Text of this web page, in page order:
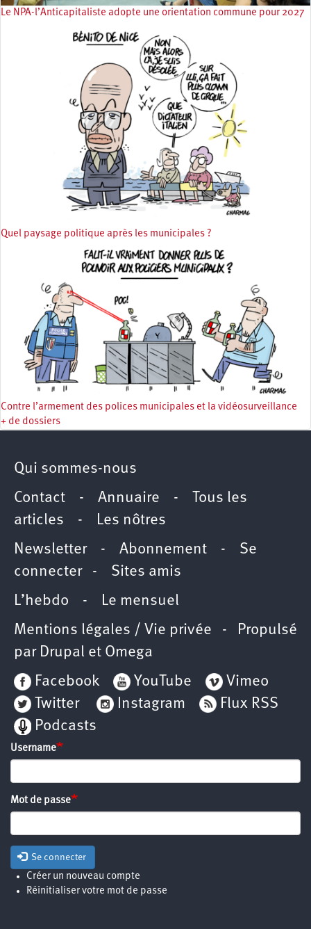
Le NPA-l’Anticapitaliste adopte une orientation commune pour 2027
Quel paysage politique après les municipales ?
Contre l’armement des polices municipales et la vidéosurveillance
+ de dossiers
Qui sommes-nous
Contact - Annuaire -
Tous les
articles - Les nôtres
Newsletter- Abonnement - Se
connecter- Sites amis
L’hebdo - Le mensuel
Mentions légales / Vie privée - Propulsé
par Drupal et Omega
Facebook
YouTube
Vimeo
Twitter
Instagram
Flux RSS
Podcasts
Username
Mot de passe
Se connecter
Créer un nouveau compte
Réinitialiser votre mot de passe